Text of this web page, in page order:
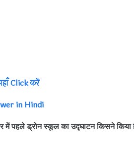
Click करें
in Hindi
में पहले ड्रोन स्कूल का उद्घाटन किसने किया